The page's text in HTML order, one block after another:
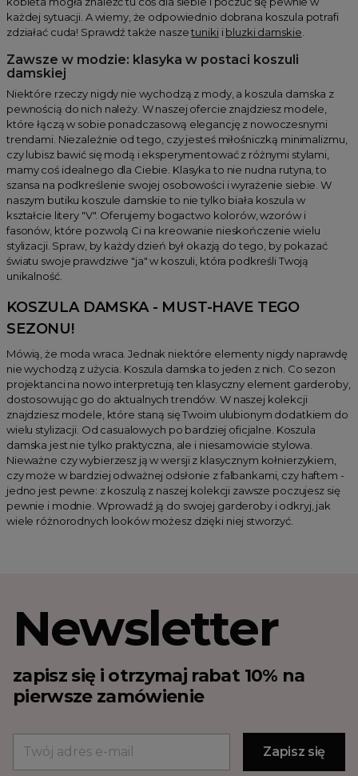
każdej sytuacji. A wiemy, że odpowiednio dobrana koszula potrafi
zdziałać cuda! Sprawdź także naszetunikiibluzki damskie
Zawsze w modzie: klasyka w postaci koszuli
damskiej
Niektóre rzeczy nigdy nie wychodzą z mody, a koszula damska z
pewnością do nich należy. W naszej ofercie znajdziesz modele,
które łączą w sobie ponadczasową elegancję z nowoczesnymi
trendami. Niezależnie od tego, czy jesteś miłośniczką minimalizmu,
czy lubisz bawić się modą i eksperymentować z różnymi stylami,
mamy coś idealnego dla Ciebie. Klasyka to nie nudna rutyna, to
szansa na podkreślenie swojej osobowości i wyrażenie siebie. W
naszym butiku koszule damskie to nie tylko biała koszula w
kształcie litery "V". Oferujemy bogactwo kolorów, wzorów i
fasonów, które pozwolą Ci na kreowanie nieskończenie wielu
stylizacji. Spraw, by każdy dzień był okazją do tego, by pokazać
światu swoje prawdziwe "ja" w koszuli, która podkreśli Twoją
unikalność.
KOSZULA DAMSKA - MUST-HAVE TEGO
SEZONU!
Mówią, że moda wraca. Jednak niektóre elementy nigdy naprawdę
nie wychodzą z użycia. Koszula damska to jeden z nich. Co sezon
projektanci na nowo interpretują ten klasyczny element garderoby,
dostosowując go do aktualnych trendów. W naszej kolekcji
znajdziesz modele, które staną się Twoim ulubionym dodatkiem do
wielu stylizacji. Od casualowych po bardziej oficjalne. Koszula
damska jest nie tylko praktyczna, ale i niesamowicie stylowa.
Nieważne czy wybierzesz ją w wersji z klasycznym kołnierzykiem,
czy może w bardziej odważnej odsłonie z falbankami, czy haftem -
jedno jest pewne: z koszulą z naszej kolekcji zawsze poczujesz się
pewnie i modnie. Wprowadź ją do swojej garderoby i odkryj, jak
wiele różnorodnych looków możesz dzięki niej stworzyć.
Newsletter
zapisz się i otrzymaj rabat 10% na
pierwsze zamówienie